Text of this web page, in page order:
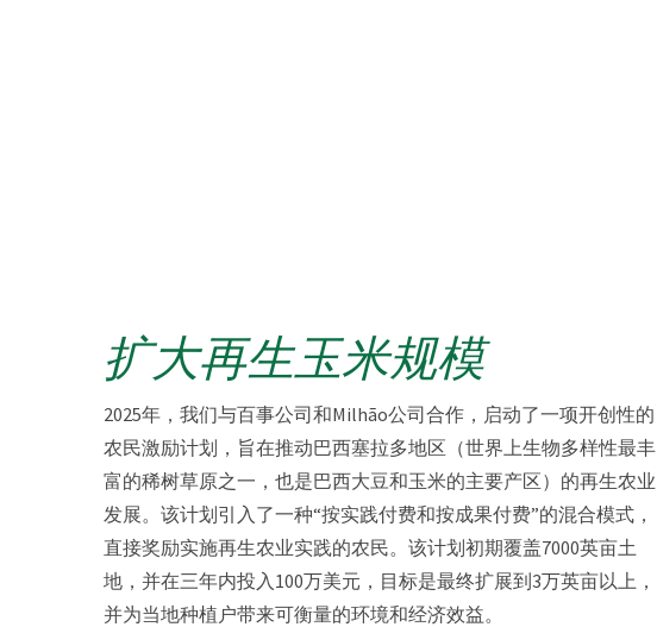
扩大再生玉米规模
2025年，我们与百事公司和Milhão公司合作，启动了一项开创性的
农民激励计划，旨在推动巴西塞拉多地区（世界上生物多样性最丰
富的稀树草原之一，也是巴西大豆和玉米的主要产区）的再生农业
发展。该计划引入了一种“按实践付费和按成果付费”的混合模式，
直接奖励实施再生农业实践的农民。该计划初期覆盖7000英亩土
地，并在三年内投入100万美元，目标是最终扩展到3万英亩以上，
并为当地种植户带来可衡量的环境和经济效益。